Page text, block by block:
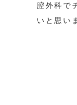
腔外科で
いと思い